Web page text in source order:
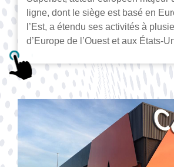
ligne, dont le siège est basé en
l’Est, a étendu ses activités à
d’Europe de l’Ouest et aux États-